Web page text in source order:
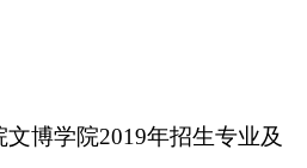
博学院2019年招生专业及